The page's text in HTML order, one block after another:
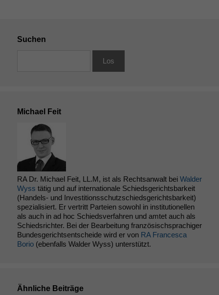
Suchen
Michael Feit
RA Dr. Michael Feit, LL.M, ist als Rechtsanwalt bei Walder
Wyss tätig und auf internationale Schiedsgerichtsbarkeit
(Handels- und Investitionsschutzschiedsgerichtsbarkeit)
spezialisiert. Er vertritt Parteien sowohl in institutionellen
als auch in ad hoc Schiedsverfahren und amtet auch als
Schiedsrichter. Bei der Bearbeitung französischsprachiger
Bundesgerichtsentscheide wird er von RA Francesca
Borio (ebenfalls Walder Wyss) unterstützt.
Ähnliche Beiträge